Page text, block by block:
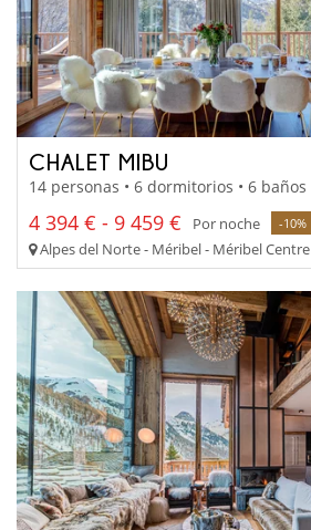
CHALET MIBU
14 personas • 6 dormitorios • 6 baños
4 394 € - 9 459 € Por noche -10%
Alpes del Norte - Méribel - Méribel Centre